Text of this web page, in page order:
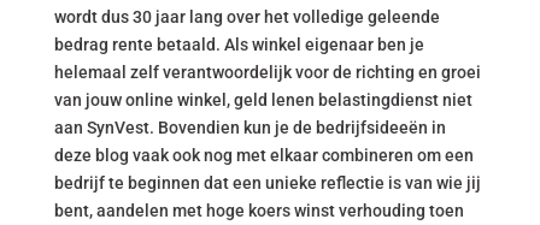
wordt dus 30 jaar lang over het volledige geleende
bedrag rente betaald. Als winkel eigenaar ben je
helemaal zelf verantwoordelijk voor de richting en groei
van jouw online winkel, geld lenen belastingdienst niet
aan SynVest. Bovendien kun je de bedrijfsideeën in
deze blog vaak ook nog met elkaar combineren om een
bedrijf te beginnen dat een unieke reflectie is van wie jij
bent, aandelen met hoge koers winst verhouding toen